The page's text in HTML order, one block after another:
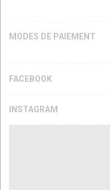
MODES DE PAIEMENT
FACEBOOK
INSTAGRAM